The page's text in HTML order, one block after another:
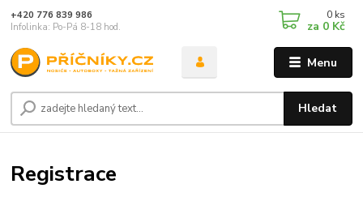
Menu
Hledat
+420 776 839 986
Infolinka: Po-Pá 8-18 hod.
0 ks
za 0 Kč
Registrace